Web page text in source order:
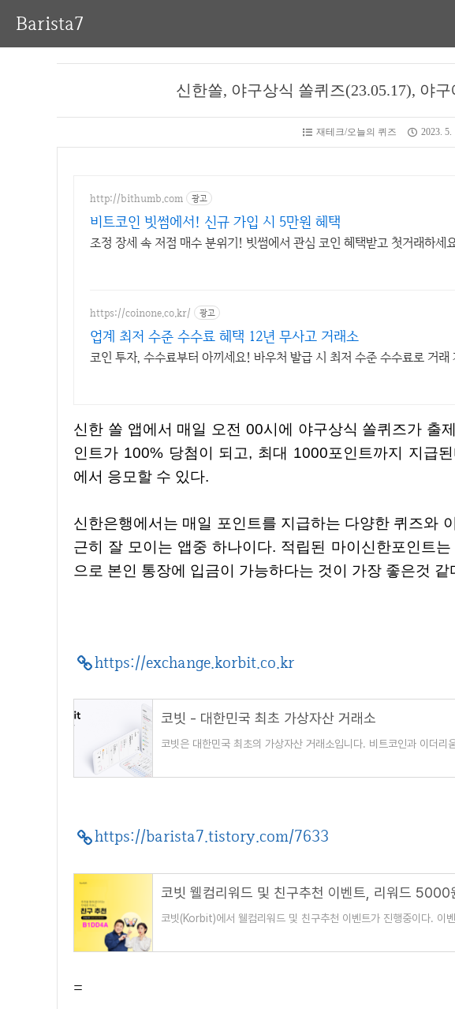
Barista7
신한쏠, 야구상식 쏠퀴즈(23.05.17), 야
재테크/오늘의 퀴즈 2023. 5.
http://bithumb.com 광고
비트코인 빗썸에서! 신규 가입 시 5만원 혜택
조정 장세 속 저점 매수 분위기! 빗썸에서 관심 코인 혜택받고 첫거래하세
https://coinone.co.kr/ 광고
업계 최저 수준 수수료 혜택 12년 무사고 거래소
코인 투자, 수수료부터 아끼세요! 바우처 발급 시 최저 수준 수수료로 거래
신한 쏠 앱에서 매일 오전 00시에 야구상식 쏠퀴즈가 출제된다. 퀴즈의 정답을 맞추면 마이신한포
인트가 100% 당첨이 되고, 최대 1000포인트까지 지급
에서 응모할 수 있다.
신한은행에서는 매일 포인트를 지급하는 다양한 퀴즈와 이벤트 등이 많아서 마이 신한포인트가 은
근히 잘 모이는 앱중 하나이다. 적립된 마이신한포인트
으로 본인 통장에 입금이 가능하다는 것이 가장 좋은것 같
https://exchange.korbit.co.kr
코빗 - 대한민국 최초 가상자산 거래소
코빗은 대한민국 최초의 가상자산 거래소입니다. 비트코인과 이더
https://barista7.tistory.com/7633
코빗(Korbit)에서 웰컴리워드 및 친구추천 이벤트가 진행중이다. 이
=